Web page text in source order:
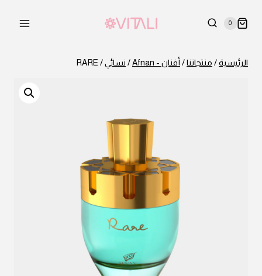
0
الرئيسية/ منتجاتنا/ أفنان - Afnan / نسائي/
RARE